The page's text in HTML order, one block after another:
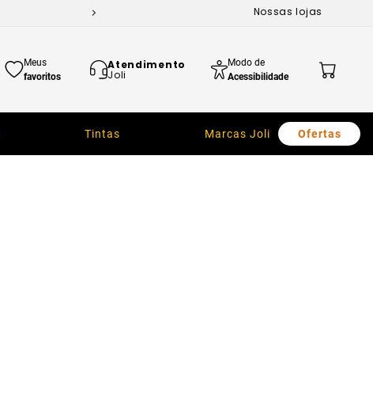
Nossas lojas
Meus
favoritos
Atendimento
Joli
Modo de
Acessibilidade
Tintas Marcas Joli Ofertas